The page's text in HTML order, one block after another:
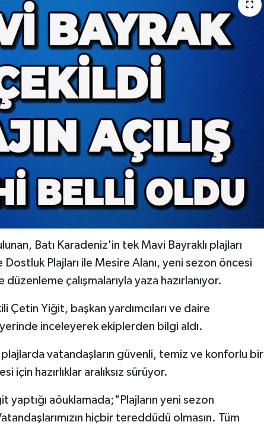
Batı Karadeniz'in tek Mavi Bayraklı plajları
Dostluk Plajları ile Mesire Alanı, yeni sezon öncesi
çalışmalarıyla yaza hazırlanıyor.
Çetin Yiğit, başkan yardımcıları ve daire
inceleyerek ekiplerden bilgi aldı.
vatandaşların güvenli, temiz ve konforlu bir
için hazırlıklar aralıksız sürüyor.
yaptığı aöuklamada;"Plajların yeni sezon
hiçbir tereddüdü olmasın. Tüm